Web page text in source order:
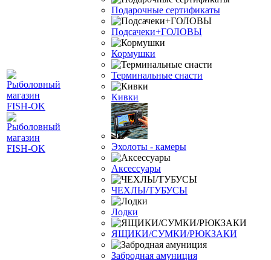
Подарочные сертификаты
Подсачеки+ГОЛОВЫ
Кормушки
Терминальные снасти
Кивки
Эхолоты - камеры
Аксессуары
ЧЕХЛЫ/ТУБУСЫ
Лодки
ЯЩИКИ/СУМКИ/РЮКЗАКИ
Забродная амуниция